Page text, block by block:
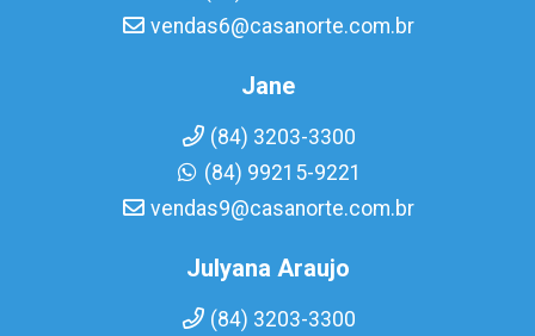
vendas6@casanorte.com.br
Jane
(84) 3203-3300
(84) 99215-9221
vendas9@casanorte.com.br
Julyana Araujo
(84) 3203-3300